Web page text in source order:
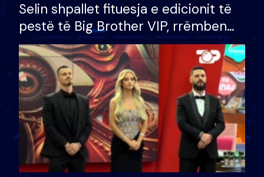
Selin shpallet fituesja e edicionit të
pestë të Big Brother VIP, rrëmben
çmimin e madh prej 100 mijë eurosh